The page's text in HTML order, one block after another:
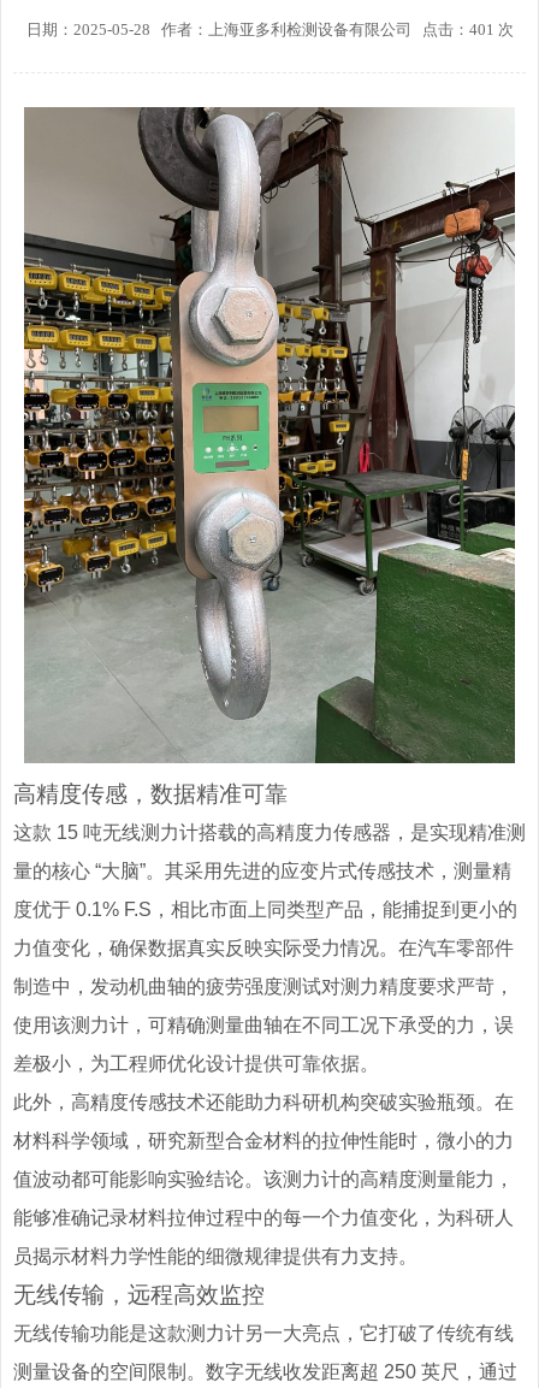
日期：2025-05-28 作者：上海亚多利检测设备有限公司 点击：401 次
高精度传感，数据精准可靠
这款 15 吨无线测力计搭载的高精度力传感器，是实现精准测
量的核心 “大脑”。其采用先进的应变片式传感技术，测量精
度优于 0.1% F.S，相比市面上同类型产品，能捕捉到更小的
力值变化，确保数据真实反映实际受力情况。在汽车零部件
制造中，发动机曲轴的疲劳强度测试对测力精度要求严苛，
使用该测力计，可精确测量曲轴在不同工况下承受的力，误
差极小，为工程师优化设计提供可靠依据。
此外，高精度传感技术还能助力科研机构突破实验瓶颈。在
材料科学领域，研究新型合金材料的拉伸性能时，微小的力
值波动都可能影响实验结论。该测力计的高精度测量能力，
能够准确记录材料拉伸过程中的每一个力值变化，为科研人
员揭示材料力学性能的细微规律提供有力支持。
无线传输，远程高效监控
无线传输功能是这款测力计另一大亮点，它打破了传统有线
测量设备的空间限制。数字无线收发距离超 250 英尺，通过